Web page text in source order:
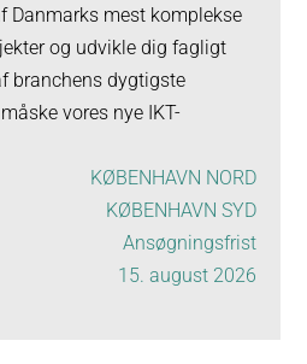
Danmarks mest komplekse
og udvikle dig fagligt
branchens dygtigste
vores nye IKT-
KØBENHAVN NORD
KØBENHAVN SYD
Ansøgningsfrist
15. august 2026